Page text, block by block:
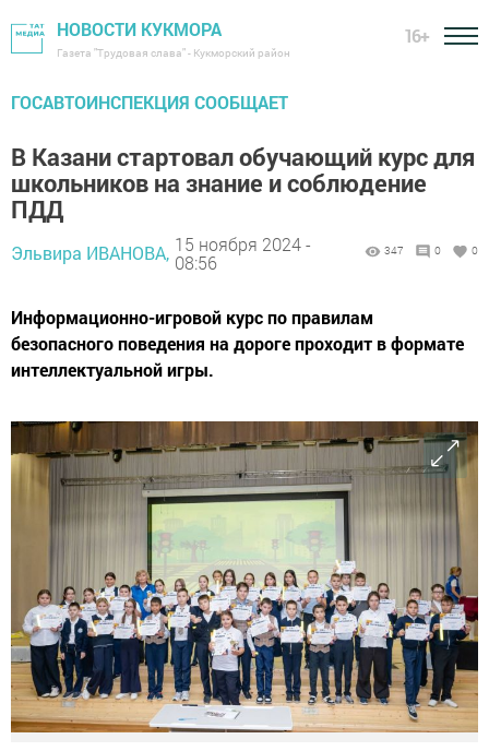
НОВОСТИ КУКМОРА
Газета "Трудовая слава" - Кукморский район
16+
ГОСАВТОИНСПЕКЦИЯ СООБЩАЕТ
В Казани стартовал обучающий курс для
школьников на знание и соблюдение
ПДД
Эльвира ИВАНОВА, 15 ноября 2024 -
08:56
347 0 0
Информационно-игровой курс по правилам
безопасного поведения на дороге проходит в формате
интеллектуальной игры.